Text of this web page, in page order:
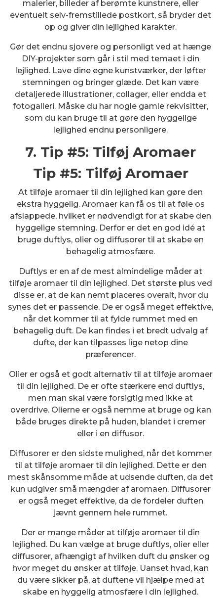
malerier, billeder af berømte kunstnere, eller
eventuelt selv-fremstillede postkort, så bryder det
op og giver din lejlighed karakter.
Gør det endnu sjovere og personligt ved at hænge
DIY-projekter som går i stil med temaet i din
lejlighed. Lave dine egne kunstværker, der løfter
stemningen og bringer glæde. Det kan være
detaljerede illustrationer, collager, eller endda et
fotogalleri. Måske du har nogle gamle rekvisitter,
som du kan bruge til at gøre den hyggelige
lejlighed endnu personligere.
7. Tip #5: Tilføj Aromaer
Tip #5: Tilføj Aromaer
At tilføje aromaer til din lejlighed kan gøre den
ekstra hyggelig. Aromaer kan få os til at føle os
afslappede, hvilket er nødvendigt for at skabe den
hyggelige stemning. Derfor er det en god idé at
bruge duftlys, olier og diffusorer til at skabe en
behagelig atmosfære.
Duftlys er en af de mest almindelige måder at
tilføje aromaer til din lejlighed. Det største plus ved
disse er, at de kan nemt placeres overalt, hvor du
synes det er passende. De er også meget effektive,
når det kommer til at fylde rummet med en
behagelig duft. De kan findes i et bredt udvalg af
dufte, der kan tilpasses lige netop dine
præferencer.
Olier er også et godt alternativ til at tilføje aromaer
til din lejlighed. De er ofte stærkere end duftlys,
men man skal være forsigtig med ikke at
overdrive. Olierne er også nemme at bruge og kan
både bruges direkte på huden, blandet i cremer
eller i en diffusor.
Diffusorer er den sidste mulighed, når det kommer
til at tilføje aromaer til din lejlighed. Dette er den
mest skånsomme måde at udsende duften, da det
kun udgiver små mængder af aromaen. Diffusorer
er også meget effektive, da de fordeler duften
jævnt gennem hele rummet.
Der er mange måder at tilføje aromaer til din
lejlighed. Du kan vælge at bruge duftlys, olier eller
diffusorer, afhængigt af hvilken duft du ønsker og
hvor meget du ønsker at tilføje. Uanset hvad, kan
du være sikker på, at duftene vil hjælpe med at
skabe en hyggelig atmosfære i din lejlighed.